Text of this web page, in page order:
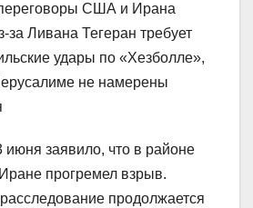
США и Ирана
за Ливана Тегеран требует
удары по «Хезболле»,
не намерены
июня заявило, что в районе
прогремел взрыв.
продолжается